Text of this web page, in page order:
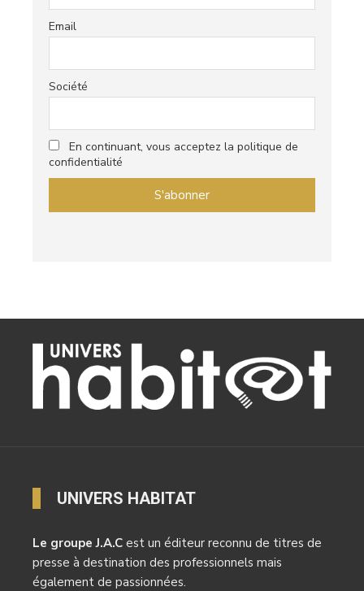
Email
Société
En continuant, vous acceptez la politique de
confidentialité
UNIVERS HABITAT
Le groupe J.A.C est un éditeur reconnu de titres de
presse à destination des professionnels mais
également de passionnées.